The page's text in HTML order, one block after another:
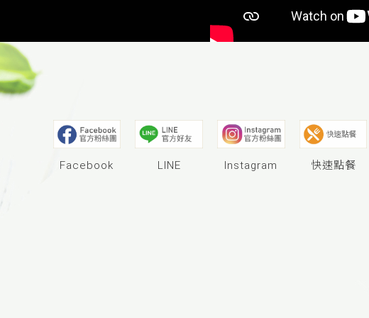
Facebook LINE Instagram 快速點餐